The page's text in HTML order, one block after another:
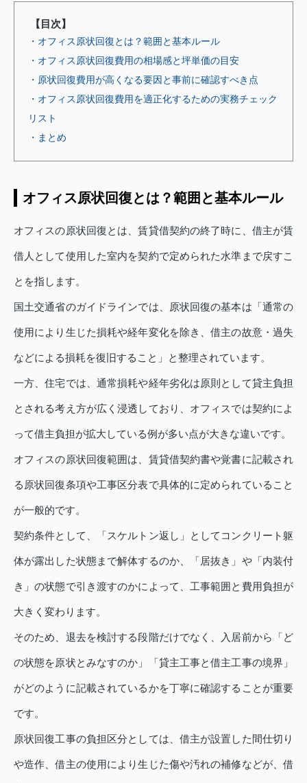
【目次】
・オフィス原状回復とは？範囲と基本ルール
・オフィス原状回復費用の相場感と坪単価の目安
・原状回復費用が高くなる要因と事前に確認すべき点
・オフィス原状回復費用を適正化するための実務チェック
リスト
・まとめ
オフィス原状回復とは？範囲と基本ルール
オフィスの原状回復とは、賃貸借契約の終了時に、借主が賃
借人として使用した室内を契約で定められた水準まで戻すこ
とを指します。
国土交通省のガイドラインでは、原状回復の基本は「通常の
使用により生じた損耗や経年変化を除き、借主の故意・過失
などによる損耗を復旧すること」と整理されています。
一方、住宅では、通常損耗や経年劣化は原則として貸主負担
とされる考え方が広く浸透しており、オフィスでは契約によ
って借主負担が拡大している例が多い点が大きな違いです。
オフィスの原状回復範囲は、賃貸借契約書や覚書に記載され
る原状回復条項や工事区分表で具体的に定められていること
が一般的です。
契約条件として、「スケルトン返し」としてコンクリート躯
体が露出した状態まで解体するのか、「居抜き」や「内装付
き」の状態で引き渡すのかによって、工事範囲と費用負担が
大きく変わります。
そのため、退去を検討する段階だけでなく、入居前から「ど
の状態を原状とみなすのか」「貸主工事と借主工事の境界」
がどのように記載されているかを丁寧に確認することが重要
です。
原状回復工事の負担区分としては、借主が設置した間仕切り
や造作、借主の使用により生じた傷や汚れの補修などが、借